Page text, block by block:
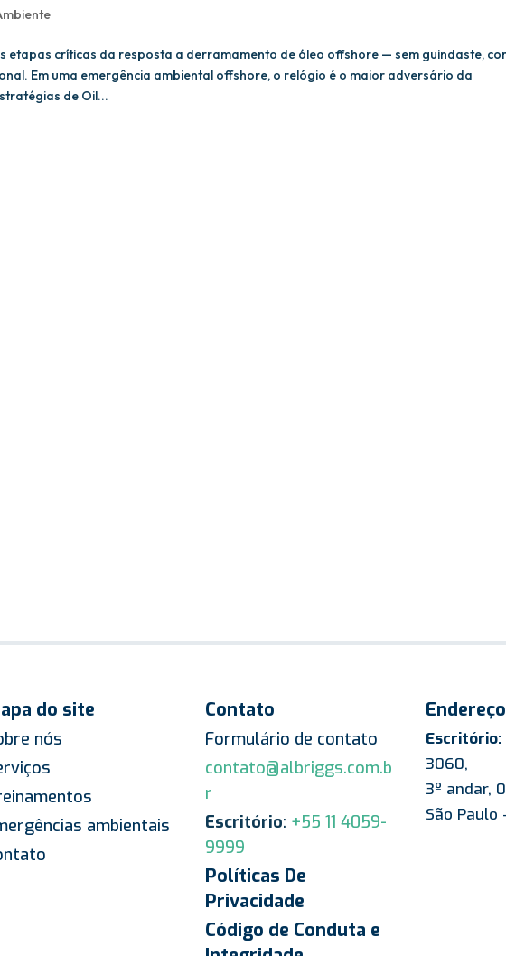
etapas críticas da resposta a derramamento de óleo offshore — sem guindaste,
Em uma emergência ambiental offshore, o relógio é o maior adversário da
de Oil...
do site
nós
ambientais
Contato
Formulário de contato
contato@albriggs.com.b
r
Escritório: +55 11 4059-
9999
Políticas De
Privacidade
Código de Conduta e
Endereço
Escritório:
3060,
3º andar,
São Paulo